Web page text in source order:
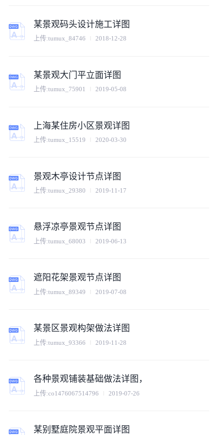
某景观码头设计施工详图
上传:tumux_84746 2018-12-28
某景观大门平立面详图
上传:tumux_75901 2019-05-08
上海某住房小区景观详图
上传:tumux_15519 2020-03-30
景观木亭设计节点详图
上传:tumux_29380 2019-11-17
悬浮凉亭景观节点详图
上传:tumux_68003 2019-06-13
遮阳花架景观节点详图
上传:tumux_89349 2019-07-08
某景区景观构架做法详图
上传:tumux_93366 2019-11-28
各种景观铺装基础做法详图，
上传:co1476067514796 2019-07-26
某别墅庭院景观平面详图